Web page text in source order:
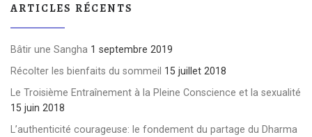
ARTICLES RÉCENTS
Bâtir une Sangha 1 septembre 2019
Récolter les bienfaits du sommeil 15 juillet 2018
Le Troisième Entraînement à la Pleine Conscience et la sexualité
15 juin 2018
L’authenticité courageuse: le fondement du partage du Dharma